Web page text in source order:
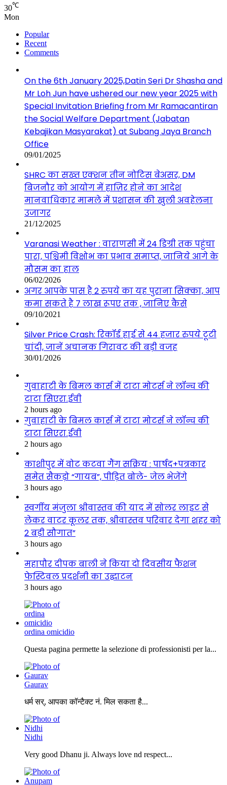
30℃
Mon
Popular
Recent
Comments
On the 6th January 2025,Datin Seri Dr Shasha and
Mr Loh Jun have ushered our new year 2025 with
Special Invitation Briefing from Mr Ramacantiran
the Social Welfare Department (Jabatan
Kebajikan Masyarakat) at Subang Jaya Branch
Office
09/01/2025
SHRC का सख्त एक्शन तीन नोटिस बेअसर, DM
बिजनौर को आयोग में हाज़िर होने का आदेश
मानवाधिकार मामले में प्रशासन की खुली अवहेलना
उजागर
21/12/2025
Varanasi Weather : वाराणसी में 24 डिग्री तक पहुंचा
पारा, पश्चिमी विक्षोभ का प्रभाव समाप्त, जानिये आगे के
मौसम का हाल
06/02/2026
अगर आपके पास है 2 रुपये का यह पुराना सिक्का, आप
कमा सकते है 7 लाख रूपए तक , जानिए कैसे
09/10/2021
Silver Price Crash: रिकॉर्ड हाई से 44 हजार रुपये टूटी
चांदी, जानें अचानक गिरावट की बड़ी वजह
30/01/2026
गुवाहाटी के बिमल कार्स में टाटा मोटर्स ने लॉन्च की
टाटा सिएरा.ईवी
2 hours ago
गुवाहाटी के बिमल कार्स में टाटा मोटर्स ने लॉन्च की
टाटा सिएरा.ईवी
2 hours ago
काशीपुर में वोट कटवा गैंग सक्रिय : पार्षद+पत्रकार
समेत सैकड़ो “गायब”, पीड़ित बोले- जेल भेजेंगे
3 hours ago
स्वर्गीय मंजुला श्रीवास्तव की याद में सोलर लाइट से
लेकर वाटर कूलर तक, श्रीवास्तव परिवार देगा शहर को
2 बड़ी सौगात”
3 hours ago
महापौर दीपक बाली ने किया दो दिवसीय फैशन
फेस्टिवल प्रदर्शनी का उद्घाटन
3 hours ago
ordina omicidio
Questa pagina permette la selezione di professionisti per la...
Gaurav
धर्म सर्, आपका कॉन्टैक्ट नं. मिल सकता है...
Nidhi
Very good Dhanu ji. Always love nd respect...